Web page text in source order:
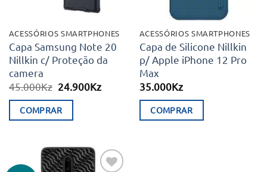
ACESSÓRIOS SMARTPHONES
Capa Samsung Note 20
Nillkin c/ Proteção da
camera
45.000Kz O
original
era:
24.900KzO
COMPRAR
ACESSÓRIOS SMARTPHONES
Capa de Silicone Nillkin
p/ Apple iPhone 12 Pro
Max
35.000Kz
COMPRAR